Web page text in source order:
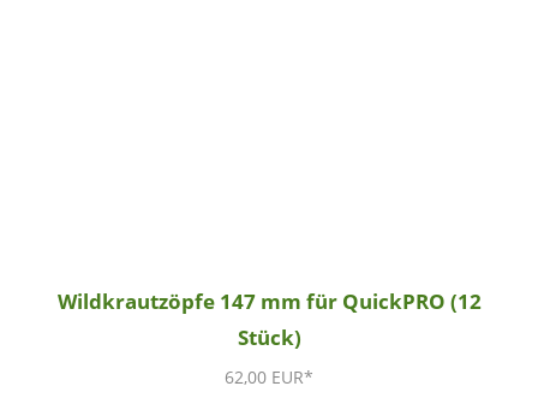
Wildkrautzöpfe 147 mm für QuickPRO (12
Stück)
62,00 EUR*